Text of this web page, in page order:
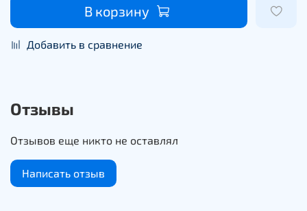
В корзину
Добавить в сравнение
Отзывы
Отзывов еще никто не оставлял
Написать отзыв